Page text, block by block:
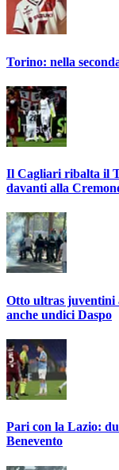
Torino: nella
Il Cagliari ribalta il
davanti alla
Otto ultras juventini
anche undici Daspo
Pari con la Lazio:
Benevento